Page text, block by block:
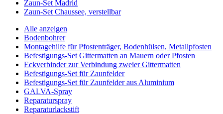
Zaun-Set Madrid
Zaun-Set Chaussee, verstellbar
Alle anzeigen
Bodenbohrer
Montagehilfe für Pfostenträger, Bodenhülsen, Metallpfosten
Befestigungs-Set Gittermatten an Mauern oder Pfosten
Eckverbinder zur Verbindung zweier Gittermatten
Befestigungs-Set für Zaunfelder
Befestigungs-Set für Zaunfelder aus Aluminium
GALVA-Spray
Reparaturspray
Reparaturlackstift